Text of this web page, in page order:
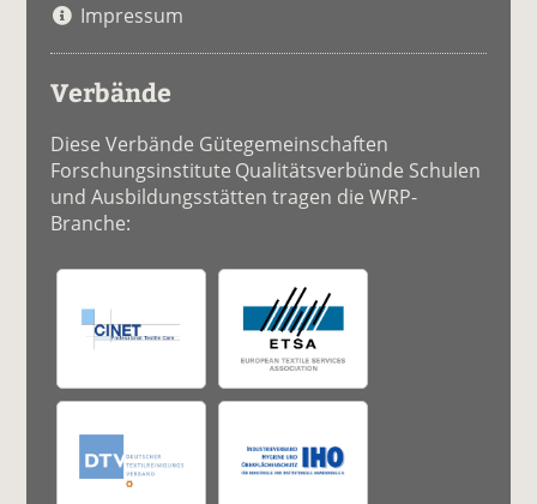
Impressum
Verbände
Diese Verbände Gütegemeinschaften
Forschungsinstitute Qualitätsverbünde Schulen
und Ausbildungsstätten tragen die WRP-
Branche: